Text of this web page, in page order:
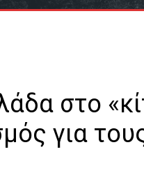
στο
για